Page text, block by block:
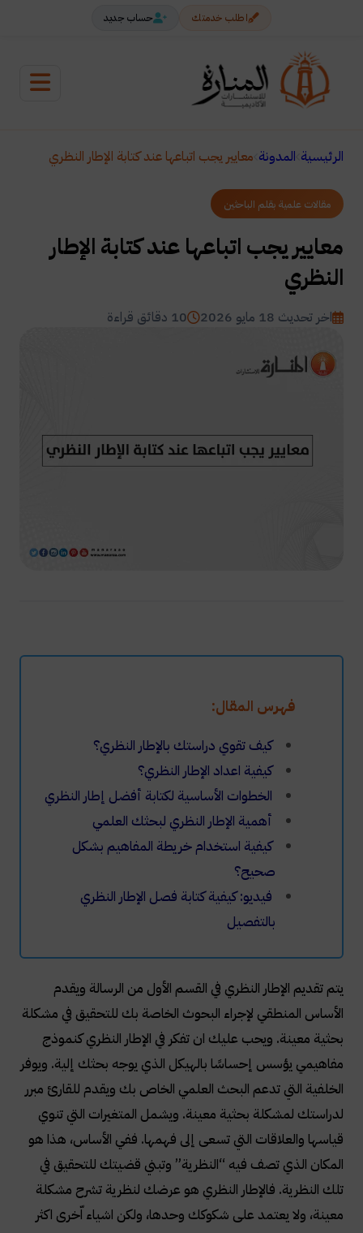
اطلب خدمتك حساب جديد
الرئيسية المدونة معايير يجب اتباعها عند كتابة الإطار النظري
مقالات علمية بقلم الباحثين
معايير يجب اتباعها عند كتابة الإطار
النظري
اخر تحديث 18 مايو 2026 10 دقائق قراءة
فهرس المقال:
كيف تقوي دراستك بالإطار النظري؟
كيفية اعداد الإطار النظري؟
الخطوات الأساسية لكتابة أفضل إطار النظري
أهمية الإطار النظري لبحثك العلمي
كيفية استخدام خريطة المفاهيم بشكل
صحيح؟
فيديو: كيفية كتابة فصل الإطار النظري
بالتفصيل
يتم تقديم الإطار النظري في القسم الأول من الرسالة ويقدم
الأساس المنطقي لإجراء البحوث الخاصة بك للتحقيق في مشكلة
بحثية معينة. ويحب عليك ان تفكر في الإطار النظري كنموذج
مفاهيمي يؤسس إحساسًا بالهيكل الذي يوجه بحثك إلية. ويوفر
الخلفية التي تدعم البحث العلمي الخاص بك ويقدم للقارئ مبرر
لدراستك لمشكلة بحثية معينة. ويشمل المتغيرات التي تنوي
قياسها والعلاقات التي تسعى إلى فهمها. ففي الأساس، هذا هو
المكان الذي تصف فيه “النظرية” وتبني قضيتك للتحقيق في
تلك النظرية. فالإطار النظري هو عرضك لنظرية تشرح مشكلة
معينة، ولا يعتمد على شكوكك وحدها، ولكن اشياء اّخرى اكثر